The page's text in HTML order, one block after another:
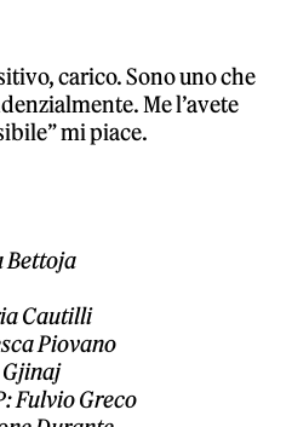
carico. Sono uno che
Me l’avete
mi piace.
Bettoja
Cautilli
Piovano
Fulvio Greco